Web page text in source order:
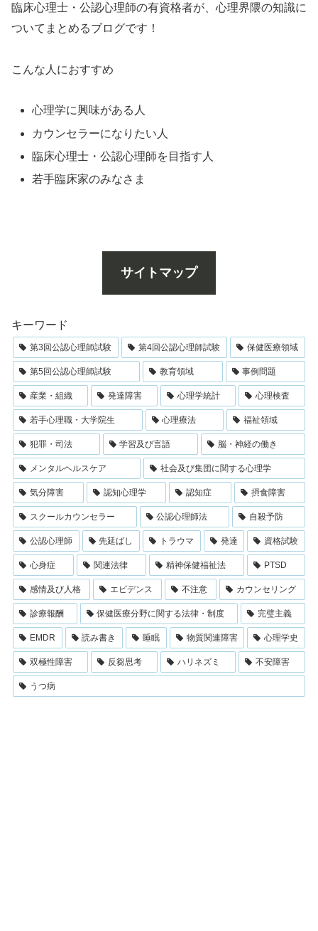
臨床心理士・公認心理師の有資格者が、心理界隈の知識に
ついてまとめるブログです！
こんな人におすすめ
心理学に興味がある人
カウンセラーになりたい人
臨床心理士・公認心理師を目指す人
若手臨床家のみなさま
サイトマップ
キーワード
第3回公認心理師試験 第4回公認心理師試験 保健医療領域
第5回公認心理師試験 教育領域 事例問題
産業・組織 発達障害 心理学統計 心理検査
若手心理職・大学院生 心理療法 福祉領域
犯罪・司法 学習及び言語 脳・神経の働き
メンタルヘルスケア 社会及び集団に関する心理学
気分障害 認知心理学 認知症 摂食障害
スクールカウンセラー 公認心理師法 自殺予防
公認心理師 先延ばし トラウマ 発達 資格試験
心身症 関連法律 精神保健福祉法 PTSD
感情及び人格 エビデンス 不注意 カウンセリング
診療報酬 保健医療分野に関する法律・制度 完璧主義
EMDR 読み書き 睡眠 物質関連障害 心理学史
双極性障害 反芻思考 ハリネズミ 不安障害
うつ病